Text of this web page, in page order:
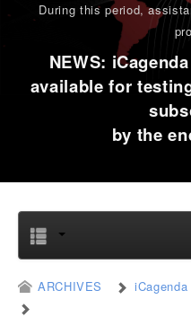
During this period,
NEWS:
available for
by the
ARCHIVES